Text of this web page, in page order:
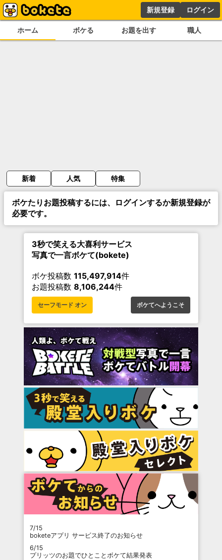
新規登録 ログイン
ホーム ボケる お題を出す 職人
新着 人気 特集
ボケたりお題投稿するには、ログインするか新規登録が
必要です。
3秒で笑える大喜利サービス
写真で一言ボケて(bokete)
ボケ投稿数 115,497,914件
お題投稿数 8,106,244件
セーフモード オン ボケてへようこそ
7/15
boketeアプリ サービス終了のお知らせ
6/15
プリッツのお題でひとことボケて結果発表